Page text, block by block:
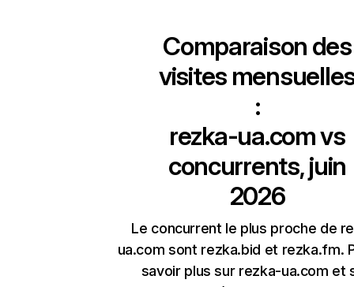
Comparaison des
visites
:
rezka-ua.comvs
concurrents, juin
2026
Le concurrent le plus proche de
ua.com sont rezka.bid et rezka.fm.
savoir plus sur rezka-ua.com et